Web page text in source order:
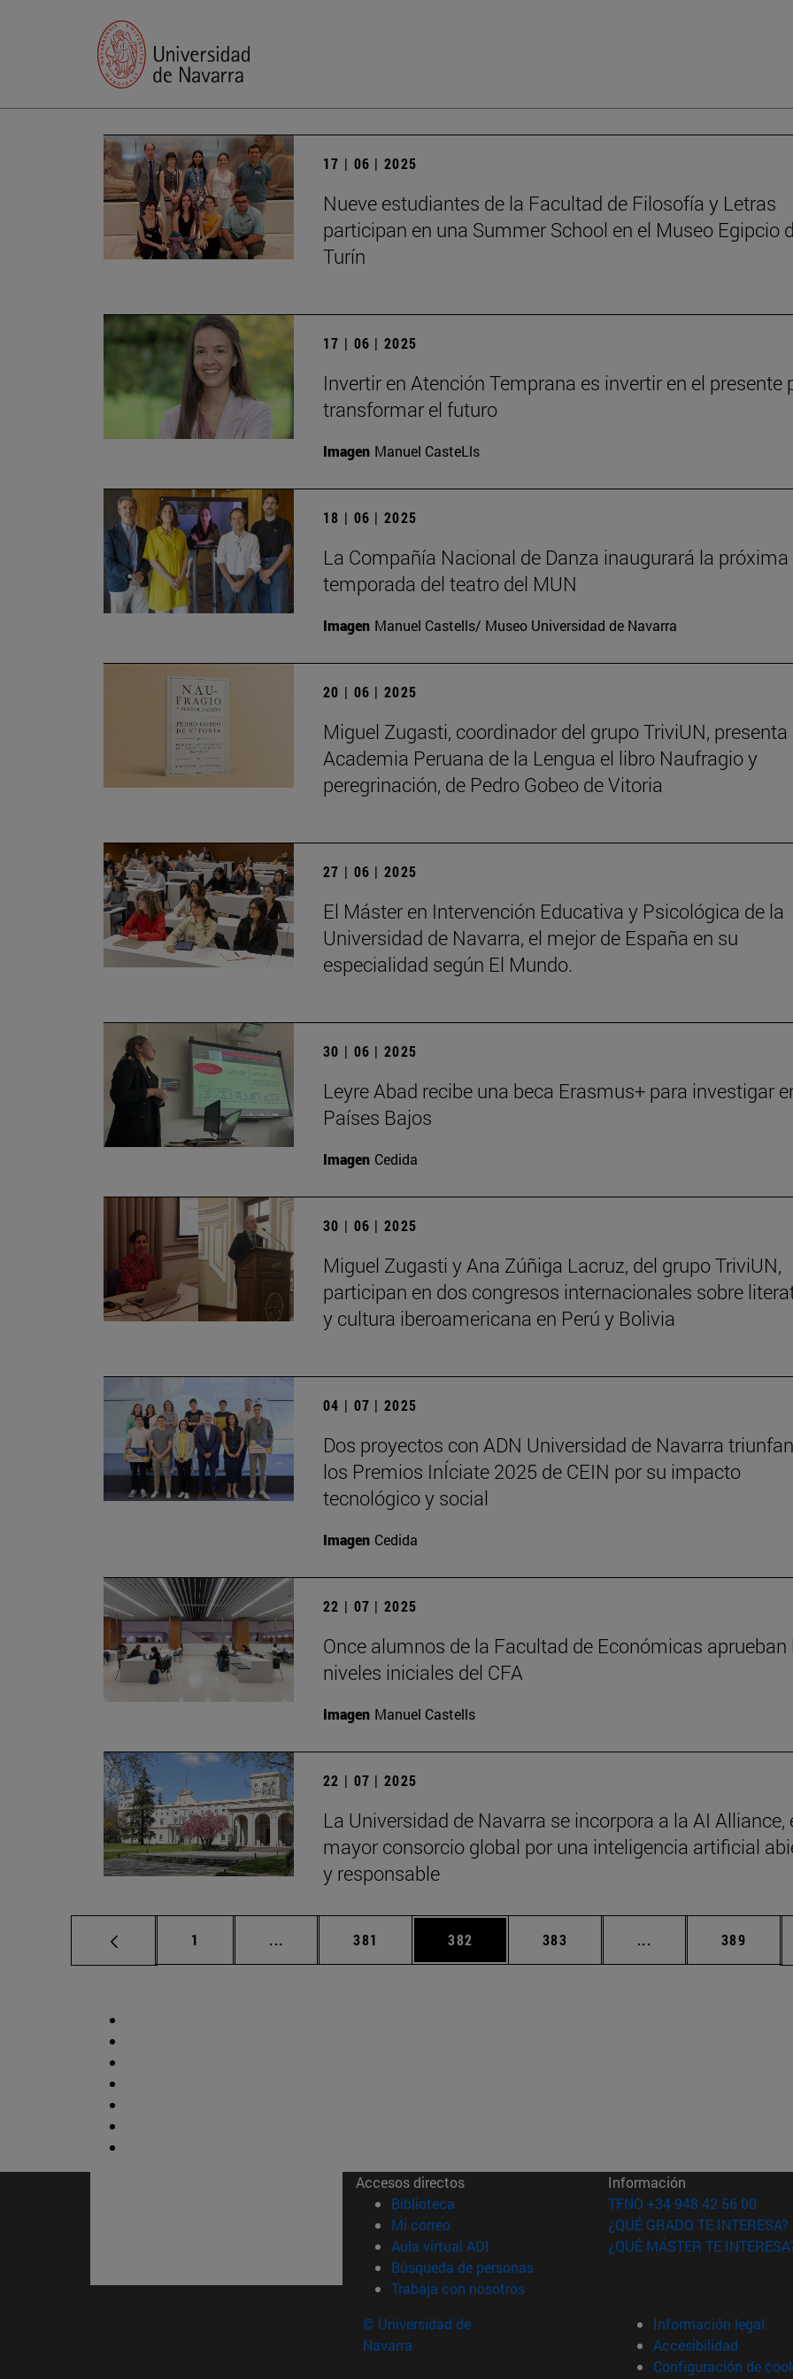
17 | 06 | 2025
Nueve estudiantes de la Facultad de Filosofía y Letras
participan en una Summer School en el Museo Egipcio
Turín
17 | 06 | 2025
Invertir en Atención Temprana es invertir en el presente
transformar el futuro
Imagen Manuel CasteLls
18 | 06 | 2025
La Compañía Nacional de Danza inaugurará la próxima
temporada del teatro del MUN
Imagen Manuel Castells/ Museo Universidad de Navarra
20 | 06 | 2025
Miguel Zugasti, coordinador del grupo TriviUN, presenta
Academia Peruana de la Lengua el libro Naufragio y
peregrinación, de Pedro Gobeo de Vitoria
27 | 06 | 2025
El Máster en Intervención Educativa y Psicológica de la
Universidad de Navarra, el mejor de España en su
especialidad según El Mundo.
30 | 06 | 2025
Leyre Abad recibe una beca Erasmus+ para investigar
Países Bajos
Imagen Cedida
30 | 06 | 2025
Miguel Zugasti y Ana Zúñiga Lacruz, del grupo TriviUN,
participan en dos congresos internacionales sobre
y cultura iberoamericana en Perú y Bolivia
04 | 07 | 2025
Dos proyectos con ADN Universidad de Navarra
los Premios InÍciate 2025 de CEIN por su impacto
tecnológico y social
Imagen Cedida
22 | 07 | 2025
Once alumnos de la Facultad de Económicas aprueban
niveles iniciales del CFA
Imagen Manuel Castells
22 | 07 | 2025
La Universidad de Navarra se incorpora a la AI Alliance,
mayor consorcio global por una inteligencia artificial
y responsable
Página
1 ... Páginas intermedias Use TAB para desplazarse.
Página
381 Página
382 Página
383 ... Páginas Página
389
Accesos directos
Biblioteca (abre en nueva ventana)
Mi correo(abre en nueva ventana)
Aula virtual ADI (abre en nueva ventana)
Búsqueda de personas(abre en nueva ventana)
Trabaja con nosotros(abre en nueva ventana)
Información
TFNO +34 948 42 56 00
¿QUÉ GRADO TE INTERESA?
¿QUÉ MÁSTER TE
© Universidad de
Navarra
Información legal
Accesibilidad
Configuración de